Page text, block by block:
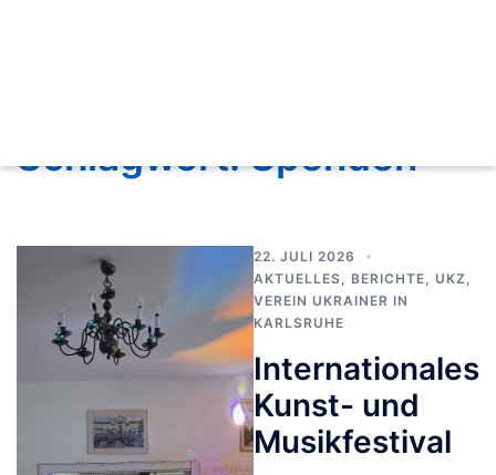
Schlagwort:Spenden
22. JULI 2026
AKTUELLES
BERICHTE UKZ
VEREIN UKRAINER IN
KARLSRUHE
Internationales
Kunst- und
Musikfestival